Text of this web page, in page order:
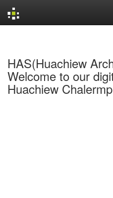
HAS(Huachiew
Welcome to our
Huachiew